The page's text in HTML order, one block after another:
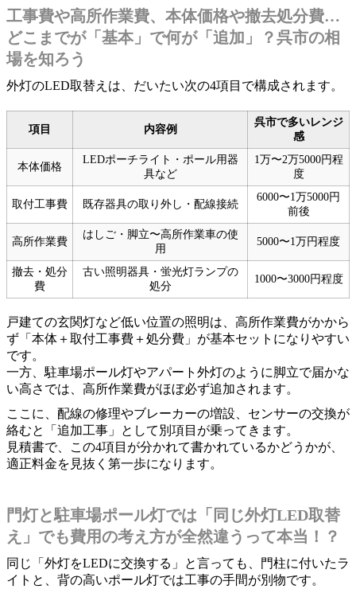
工事費や高所作業費、本体価格や撤去処分費…
どこまでが「基本」で何が「追加」？呉市の相
場を知ろう
外灯のLED取替えは、だいたい次の4項目で構成されます。
項目 内容例
呉市で多いレンジ
感
本体価格
LEDポーチライト・ポール用器
具など
1万〜2万5000円程
度
取付工事費 既存器具の取り外し・配線接続
6000〜1万5000円
前後
高所作業費
はしご・脚立〜高所作業車の使
用
5000〜1万円程度
撤去・処分
費
古い照明器具・蛍光灯ランプの
処分
1000〜3000円程度
戸建ての玄関灯など低い位置の照明は、高所作業費がかから
ず「本体＋取付工事費＋処分費」が基本セットになりやすい
です。
一方、駐車場ポール灯やアパート外灯のように脚立で届かな
い高さでは、高所作業費がほぼ必ず追加されます。
ここに、配線の修理やブレーカーの増設、センサーの交換が
絡むと「追加工事」として別項目が乗ってきます。
見積書で、この4項目が分かれて書かれているかどうかが、
適正料金を見抜く第一歩になります。
門灯と駐車場ポール灯では「同じ外灯LED取替
え」でも費用の考え方が全然違うって本当！？
同じ「外灯をLEDに交換する」と言っても、門柱に付いたラ
イトと、背の高いポール灯では工事の手間が別物です。